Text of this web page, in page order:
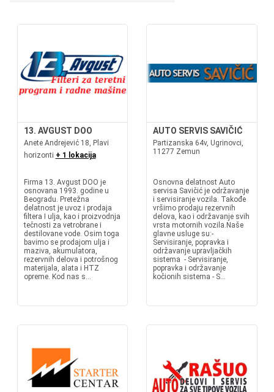
13. AVGUST DOO
Anete Andrejević 18, Plavi
horizonti + 1 lokacija
Firma 13. Avgust DOO je
osnovana 1993. godine u
Beogradu. Pretežna
delatnost je uvoz i prodaja
filtera I ulja, kao i proizvodnja
tečnosti za vetrobrane i
destilovane vode. Osim toga
bavimo se prodajom ulja i
maziva, akumulatora,
rezervnih delova i potrošnog
materijala, alata i HTZ
opreme. Kod nas s...
AUTO SERVIS SAVIČIĆ
Partizanska 64v, Ugrinovci,
11277 Zemun
Osnovna delatnost Auto
servisa Savičić je održavanje
i servisiranje vozila. Takođe
vršimo prodaju rezervnih
delova, kao i održavanje svih
vrsta motornih vozila.Naše
glavne usluge su:-
Servisiranje, popravka i
održavanje upravljačkih
sistema - Servisiranje,
popravka i održavanje
kočionih sistema - S...